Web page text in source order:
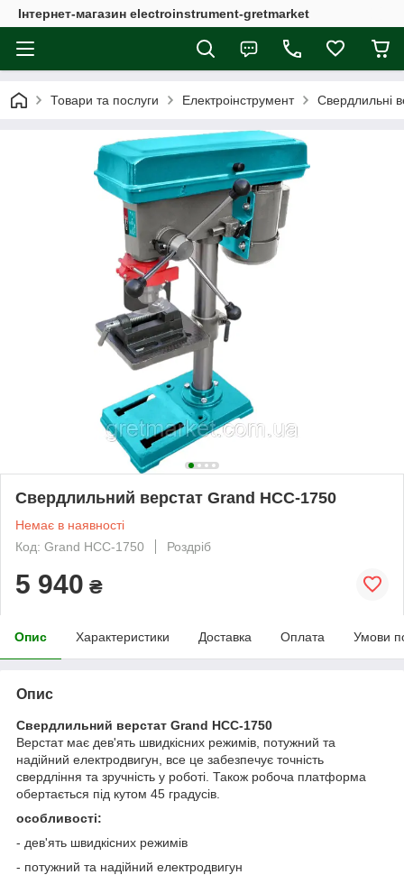
Інтернет-магазин electroinstrument-gretmarket
Товари та послуги Електроінструмент Свердлильні
Свердлильний верстат Grand HCC-1750
Немає в наявності
Код: Grand HCC-1750
Роздріб
5 940 ₴
Опис Характеристики Доставка Оплата Умови
Опис
Свердлильний верстат Grand HCC-1750
Верстат має дев'ять швидкісних режимів, потужний та
надійний електродвигун, все це забезпечує точність
свердління та зручність у роботі. Також робоча платформа
обертається під кутом 45 градусів.
особливості:
- дев'ять швидкісних режимів
- потужний та надійний електродвигун